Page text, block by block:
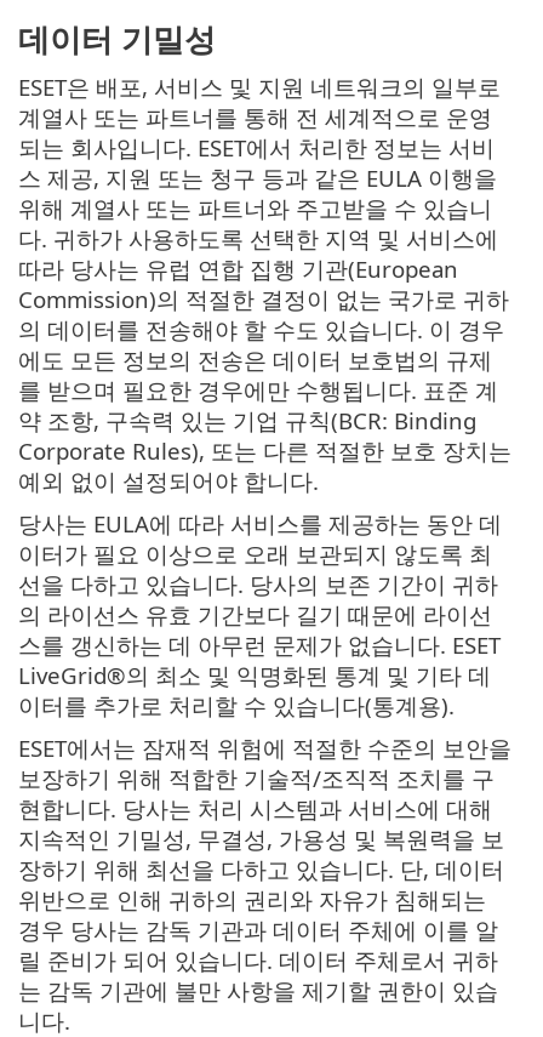
데이터 기밀성
ESET은 배포, 서비스 및 지원 네트워크의 일부로
계열사 또는 파트너를 통해 전 세계적으로 운영
되는 회사입니다. ESET에서 처리한 정보는 서비
스 제공, 지원 또는 청구 등과 같은 EULA 이행을
위해 계열사 또는 파트너와 주고받을 수 있습니
다. 귀하가 사용하도록 선택한 지역 및 서비스에
따라 당사는 유럽 연합 집행 기관(European
Commission)의 적절한 결정이 없는 국가로 귀하
의 데이터를 전송해야 할 수도 있습니다. 이 경우
에도 모든 정보의 전송은 데이터 보호법의 규제
를 받으며 필요한 경우에만 수행됩니다. 표준 계
약 조항, 구속력 있는 기업 규칙(BCR: Binding
Corporate Rules), 또는 다른 적절한 보호 장치는
예외 없이 설정되어야 합니다.
당사는 EULA에 따라 서비스를 제공하는 동안 데
이터가 필요 이상으로 오래 보관되지 않도록 최
선을 다하고 있습니다. 당사의 보존 기간이 귀하
의 라이선스 유효 기간보다 길기 때문에 라이선
스를 갱신하는 데 아무런 문제가 없습니다. ESET
LiveGrid®의 최소 및 익명화된 통계 및 기타 데
이터를 추가로 처리할 수 있습니다(통계용).
ESET에서는 잠재적 위험에 적절한 수준의 보안을
보장하기 위해 적합한 기술적/조직적 조치를 구
현합니다. 당사는 처리 시스템과 서비스에 대해
지속적인 기밀성, 무결성, 가용성 및 복원력을 보
장하기 위해 최선을 다하고 있습니다. 단, 데이터
위반으로 인해 귀하의 권리와 자유가 침해되는
경우 당사는 감독 기관과 데이터 주체에 이를 알
릴 준비가 되어 있습니다. 데이터 주체로서 귀하
는 감독 기관에 불만 사항을 제기할 권한이 있습
니다.